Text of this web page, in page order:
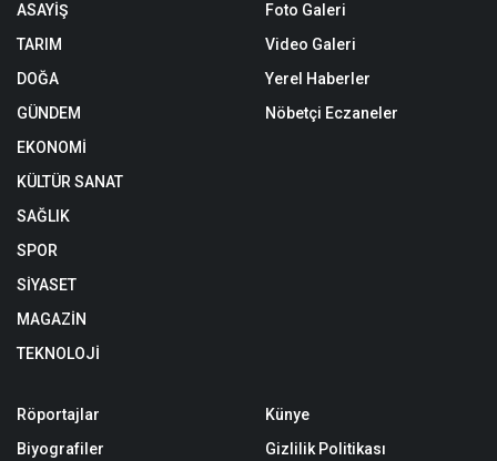
ASAYİŞ
TARIM
DOĞA
GÜNDEM
EKONOMİ
KÜLTÜR SANAT
SAĞLIK
SPOR
SİYASET
MAGAZİN
TEKNOLOJİ
Foto Galeri
Video Galeri
Yerel Haberler
Nöbetçi Eczaneler
Röportajlar
Biyografiler
Künye
Gizlilik Politikası